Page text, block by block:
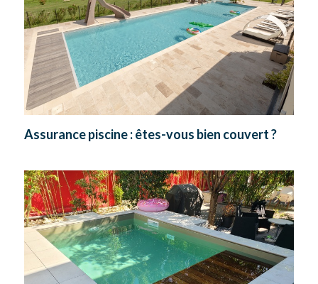
Assurance piscine : êtes-vous bien couvert ?